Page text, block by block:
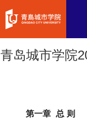
青岛城市学院
第一章 总 则